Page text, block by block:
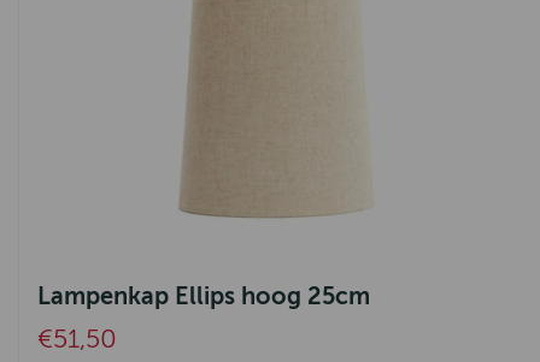
Lampenkap Ellips hoog 25cm
€51,50